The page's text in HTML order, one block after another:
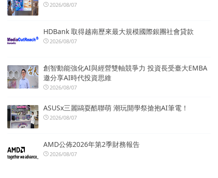
2026/08/07
HDBank 取得越南歷來最大規模國際銀團社會貸款
2026/08/07
創智動能強化AI與經營雙軸競爭力 投資長受臺大EMBA
邀分享AI時代投資思維
2026/08/07
ASUSx三麗鷗耍酷聯萌 潮玩開學祭搶抱AI筆電！
2026/08/07
AMD公佈2026年第2季財務報告
2026/08/07